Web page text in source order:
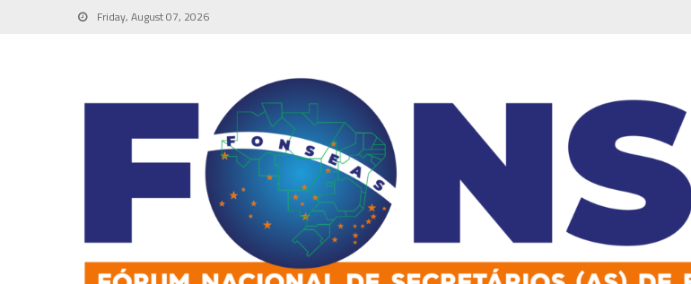
Friday, August 07, 2026